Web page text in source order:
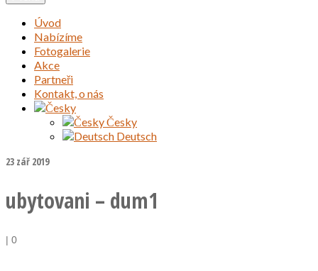
Úvod
Nabízíme
Fotogalerie
Akce
Partneři
Kontakt, o nás
Česky
Deutsch
23 zář 2019
ubytovani – dum1
| 0